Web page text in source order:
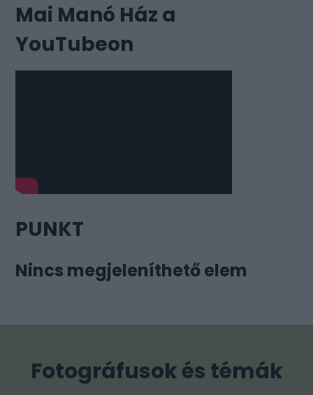
Mai Manó Ház a
YouTubeon
PUNKT
Nincs megjeleníthető elem
Fotográfusok és témák